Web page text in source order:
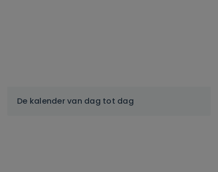
De kalender van dag tot dag